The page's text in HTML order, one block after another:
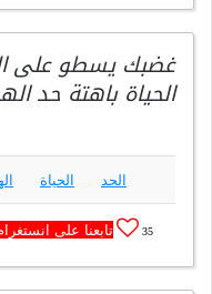
غضبك يسطو على
الحياة باهتة حد
الحد الحياة
35 تابعنا على